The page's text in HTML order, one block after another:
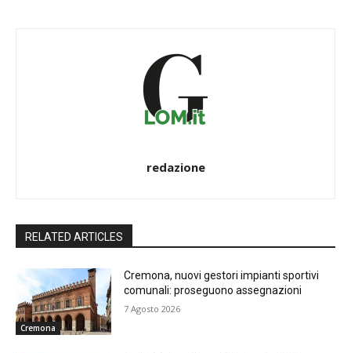
redazione
RELATED ARTICLES
Cremona
Cremona, nuovi gestori impianti sportivi
comunali: proseguono assegnazioni
7 Agosto 2026